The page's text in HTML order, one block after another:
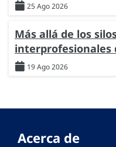
25 Ago 2026
Más allá de los
interprofesionales
19 Ago 2026
Acerca de